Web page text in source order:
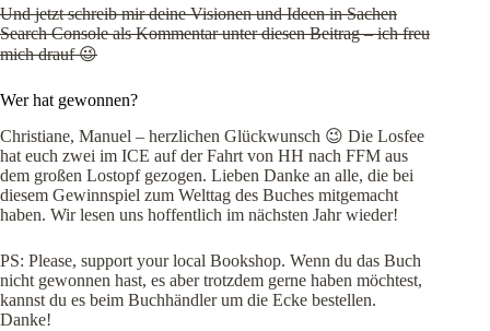
Und jetzt schreib mir deine Visionen und Ideen in Sachen
Search Console als Kommentar unter diesen Beitrag – ich freu
mich drauf 😉
Wer hat gewonnen?
Christiane, Manuel – herzlichen Glückwunsch 😉 Die Losfee
hat euch zwei im ICE auf der Fahrt von HH nach FFM aus
dem großen Lostopf gezogen. Lieben Danke an alle, die bei
diesem Gewinnspiel zum Welttag des Buches mitgemacht
haben. Wir lesen uns hoffentlich im nächsten Jahr wieder!
PS: Please, support your local Bookshop. Wenn du das Buch
nicht gewonnen hast, es aber trotzdem gerne haben möchtest,
kannst du es beim Buchhändler um die Ecke bestellen.
Danke!